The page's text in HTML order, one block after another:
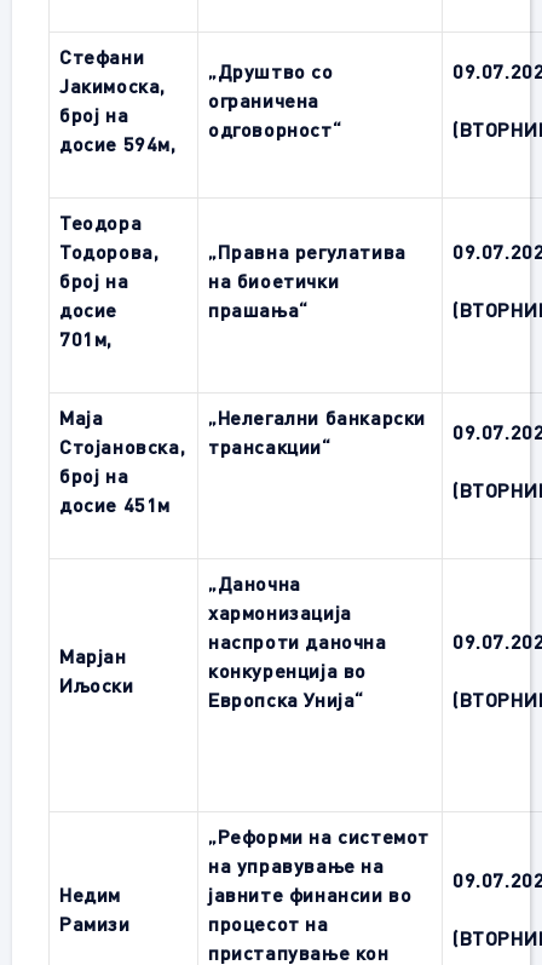
Стефани
Јакимоска,
број на
досие 594м,
„Друштво со
ограничена
одговорност“
09.07
Теодора
Тодорова,
број на
досие
701м,
„Правна регулатива
на биоетички
прашања“
09.07
Маја
Стојановска,
број на
досие 451м
„Нелегални банкарски
трансакции“
09.07
Марјан
Иљоски
„Даночна
хармонизација
наспроти даночна
конкуренција во
Европска Унија“
09.07
Недим
Рамизи
„Реформи на системот
на управување на
јавните финансии во
процесот на
пристапување кон
09.07